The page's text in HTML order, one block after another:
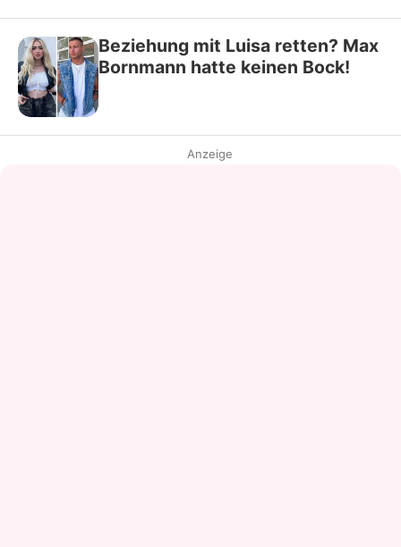
Beziehung mit Luisa retten? Max
Bornmann hatte keinen Bock!
Anzeige